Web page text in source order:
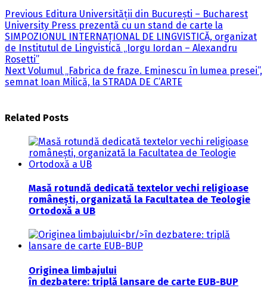
Post
navigation
Previous Previous
post:
Editura Universității din București – Bucharest
University Press prezentă cu un stand de carte la
SIMPOZIONUL INTERNAȚIONAL DE LINGVISTICĂ, organizat
de Institutul de Lingvistică „Iorgu Iordan – Alexandru
Rosetti”
Next Next
post:
Volumul „Fabrica de fraze. Eminescu în lumea presei”,
semnat Ioan Milică, la STRADA DE C’ARTE
Related Posts
Masă rotundă dedicată textelor vechi religioase
românești, organizată la Facultatea de Teologie
Ortodoxă a UB
Originea limbajului
în dezbatere: triplă lansare de carte EUB-BUP